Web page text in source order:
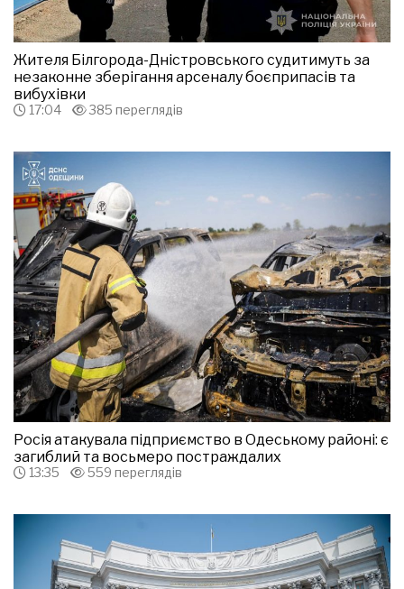
Жителя Білгорода-Дністровського судитимуть за
незаконне зберігання арсеналу боєприпасів та
вибухівки
17:04 385 переглядів
Росія атакувала підприємство в Одеському районі: є
загиблий та восьмеро постраждалих
13:35 559 переглядів